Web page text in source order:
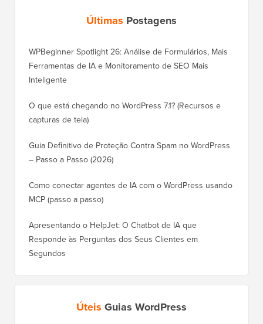
Últimas Postagens
WPBeginner Spotlight 26: Análise de Formulários, Mais
Ferramentas de IA e Monitoramento de SEO Mais
Inteligente
O que está chegando no WordPress 7.1? (Recursos e
capturas de tela)
Guia Definitivo de Proteção Contra Spam no WordPress
– Passo a Passo (2026)
Como conectar agentes de IA com o WordPress usando
MCP (passo a passo)
Apresentando o HelpJet: O Chatbot de IA que
Responde às Perguntas dos Seus Clientes em
Segundos
Úteis Guias WordPress